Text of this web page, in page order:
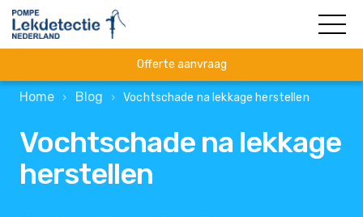
Offerte aanvraag
Home › Blog › Vochtschade na lekkage herstellen
Vochtschade na lekkage
herstellen